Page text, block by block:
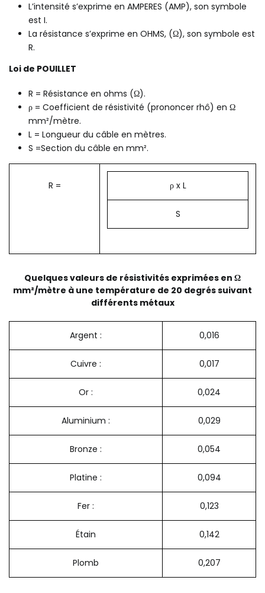
L’intensité s’exprime en AMPERES (AMP), son symbole
est I.
La résistance s’exprime en OHMS, (Ω), son symbole est
R.
Loi de POUILLET
R = Résistance en ohms (Ω).
ρ = Coefficient de résistivité (prononcer rhô) en Ω
mm²/mètre.
L = Longueur du câble en mètres.
S =Section du câble en mm².
R = ρ x L
S
Quelques valeurs de résistivités exprimées en Ω
mm²/mètre à une température de 20 degrés suivant
différents métaux
Argent : 0,016
Cuivre : 0,017
Or : 0,024
Aluminium : 0,029
Bronze : 0,054
Platine : 0,094
Fer : 0,123
Étain 0,142
Plomb 0,207